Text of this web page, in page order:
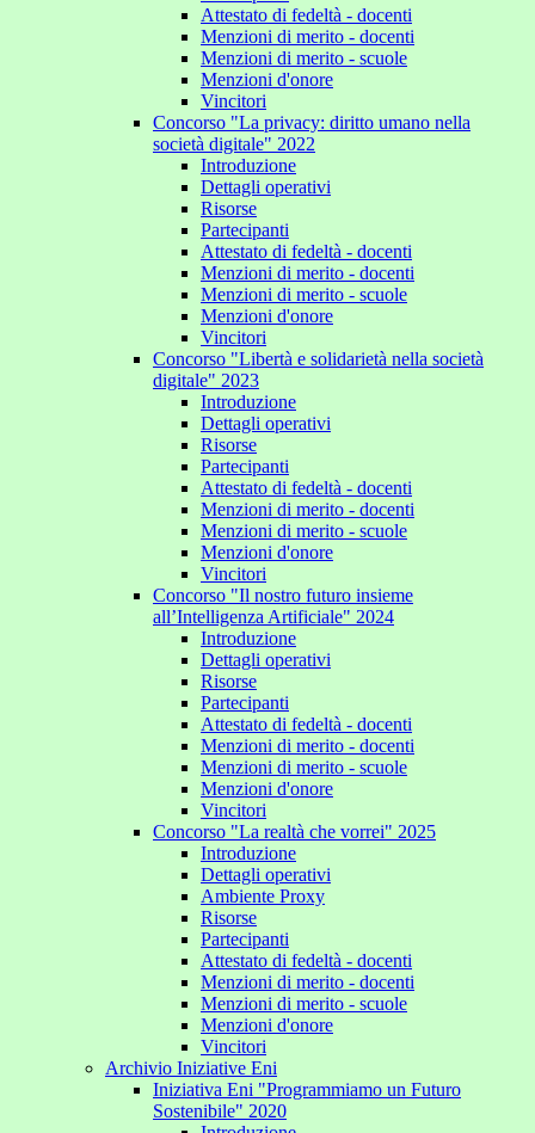
Attestato di fedeltà - docenti
Menzioni di merito - docenti
Menzioni di merito - scuole
Menzioni d'onore
Vincitori
Concorso "La privacy: diritto umano nella
società digitale" 2022
Introduzione
Dettagli operativi
Risorse
Partecipanti
Attestato di fedeltà - docenti
Menzioni di merito - docenti
Menzioni di merito - scuole
Menzioni d'onore
Vincitori
Concorso "Libertà e solidarietà nella società
digitale" 2023
Introduzione
Dettagli operativi
Risorse
Partecipanti
Attestato di fedeltà - docenti
Menzioni di merito - docenti
Menzioni di merito - scuole
Menzioni d'onore
Vincitori
Concorso "Il nostro futuro insieme
all’Intelligenza Artificiale" 2024
Introduzione
Dettagli operativi
Risorse
Partecipanti
Attestato di fedeltà - docenti
Menzioni di merito - docenti
Menzioni di merito - scuole
Menzioni d'onore
Vincitori
Concorso "La realtà che vorrei" 2025
Introduzione
Dettagli operativi
Ambiente Proxy
Risorse
Partecipanti
Attestato di fedeltà - docenti
Menzioni di merito - docenti
Menzioni di merito - scuole
Menzioni d'onore
Vincitori
Archivio Iniziative Eni
Iniziativa Eni "Programmiamo un Futuro
Sostenibile" 2020